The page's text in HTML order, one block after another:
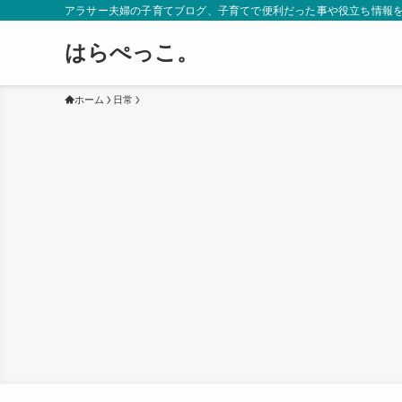
アラサー夫婦の子育てブログ、子育てで便利だった事や役立ち情報
はらぺっこ。
ホーム 日常